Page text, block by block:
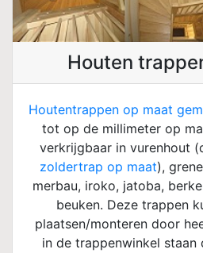
Houten
Houtentrappen op maat
tot op de millimeter op
verkrijgbaar in vurenhout
zoldertrap op maat),
merbau, iroko, jatoba,
beuken. Deze trappen
plaatsen/monteren door
in de trappenwinkel staan